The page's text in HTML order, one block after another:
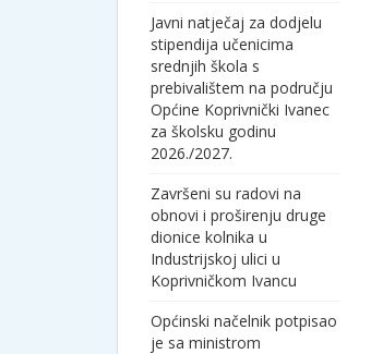
Javni natječaj za dodjelu
stipendija učenicima
srednjih škola s
prebivalištem na području
Općine Koprivnički Ivanec
za školsku godinu
2026./2027.
Završeni su radovi na
obnovi i proširenju druge
dionice kolnika u
Industrijskoj ulici u
Koprivničkom Ivancu
Općinski načelnik potpisao
je sa ministrom